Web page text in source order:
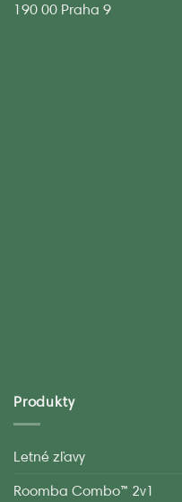
190 00 Praha 9
Produkty
Letné zľavy
Roomba Combo™ 2v1